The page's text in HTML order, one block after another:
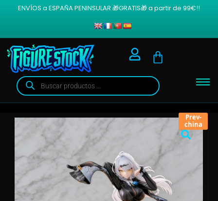
ENVÍOS a ESPAÑA PENINSULAR 🎁GRATIS🎁 a partir de 99€!!
Prev-
china